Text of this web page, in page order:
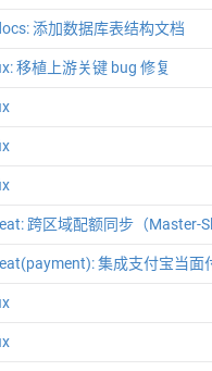
添加数据库表结构文档
移植上游关键 bug 修复
跨区域配额同步（Master-
集成支付宝当面